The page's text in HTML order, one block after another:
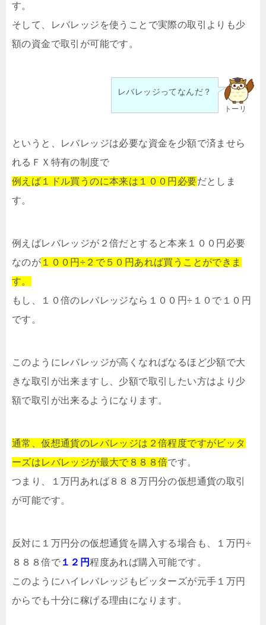
す。
そして、レバレッジを使うことで実際の取引よりも少
額の資金で取引が可能です。
トーリ
レバレッジってなんだ？
というと、レバレッジは必要な資金を少額で済ませら
れるＦＸ特有の制度で
例えば１ドル買うのに本来は１００円必要だとしま
す。
例えばレバレッジが２倍だとすると本来１００円必要
なのが １００円÷２で５０円あれば買うことができま
す。
もし、１０倍のレバレッジなら１００円÷１０で１０円
です。
このようにレバレッジが高くなればなるほど少額で大
きな取引が出来ますし、少額で取引したい方はより少
額で取引が出来るようになります。
通常、仮想通貨のレバレッジは２倍程度ですがビッタ
ーズはレバレッジが最大で８８８倍です。
つまり、１万円あれば８８８万円分の仮想通貨の取引
が可能です。
反対に１万円分の仮想通貨を購入する場合も、１万円÷
８８８倍で １２円程度あれば購入可能です。
このようにハイレバレッジもビッターズが元手１万円
からでも十分に稼げる理由になります。